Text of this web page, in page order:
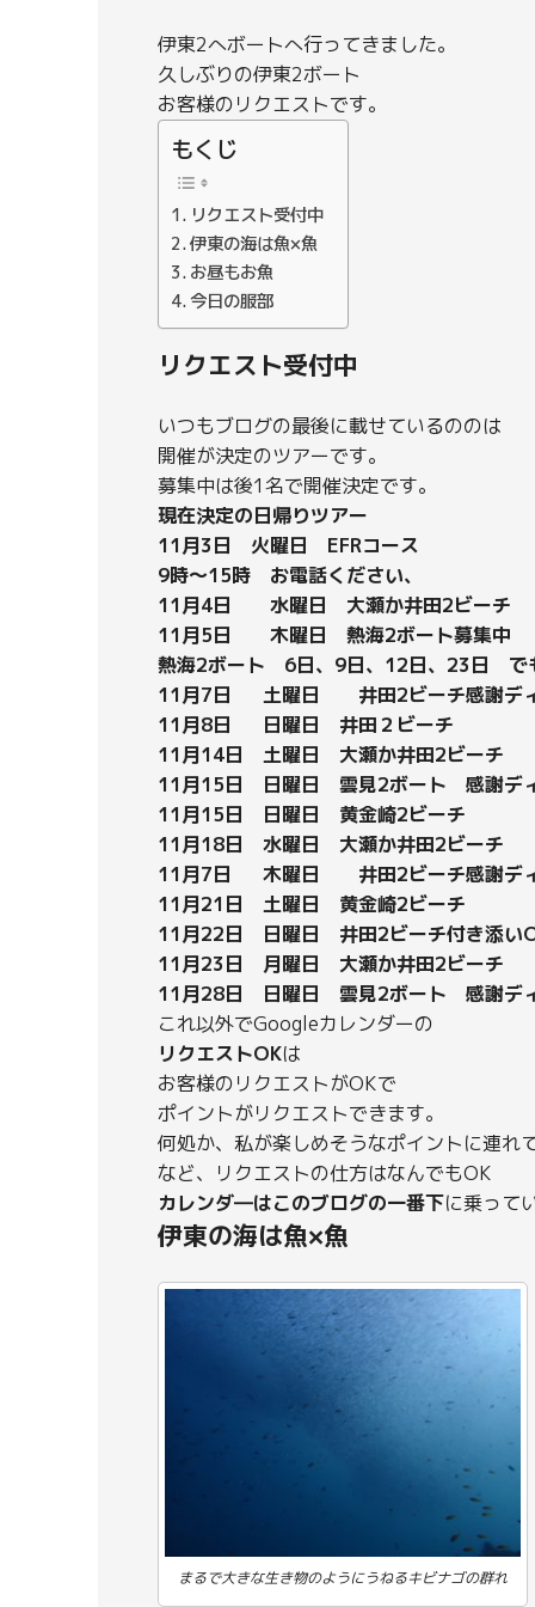
伊東2へボートへ行ってきました。
久しぶりの伊東2ボート
お客様のリクエストです。
もくじ
リクエスト受付中
伊東の海は魚×魚
お昼もお魚
今日の服部
リクエスト受付中
いつもブログの最後に載せているののは
開催が決定のツアーです。
募集中は後1名で開催決定です。
現在決定の日帰りツアー
11月3日 火曜日 EFRコース
9時～15時 お電話ください、
11月4日 水曜日 大瀬か井田2ビーチ
11月5日 木曜日 熱海2ボート募集中
熱海2ボート 6日、9日、12日、23日 で
11月7日 土曜日 井田2ビーチ感謝デ
11月8日 日曜日 井田２ビーチ
11月14日 土曜日 大瀬か井田2ビーチ
11月15日 日曜日 雲見2ボート 感謝デ
11月15日 日曜日 黄金崎2ビーチ
11月18日 水曜日 大瀬か井田2ビーチ
11月7日 木曜日 井田2ビーチ感謝デ
11月21日 土曜日 黄金崎2ビーチ
11月22日 日曜日 井田2ビーチ付き添い
11月23日 月曜日 大瀬か井田2ビーチ
11月28日 日曜日 雲見2ボート 感謝デ
これ以外でGoogleカレンダーの
リクエストOKは
お客様のリクエストがOKで
ポイントがリクエストできます。
何処か、私が楽しめそうなポイントに連れ
など、リクエストの仕方はなんでもOK
カレンダ―はこのブログの一番下に乗って
伊東の海は魚×魚
まるで大きな生き物のようにうねるキビナゴの群れ